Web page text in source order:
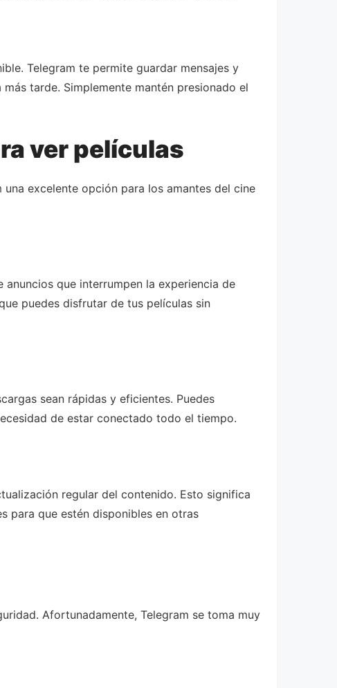
Telegram te permite guardar mensajes y
tarde. Simplemente mantén presionado el
ver películas
excelente opción para los amantes del cine
que interrumpen la experiencia de
puedes disfrutar de tus películas sin
sean rápidas y eficientes. Puedes
de estar conectado todo el tiempo.
regular del contenido. Esto significa
para que estén disponibles en otras
Afortunadamente, Telegram se toma muy